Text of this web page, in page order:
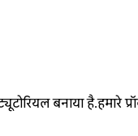
बनाया